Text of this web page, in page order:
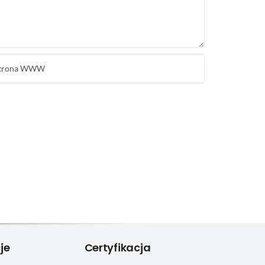
Certyfikacja